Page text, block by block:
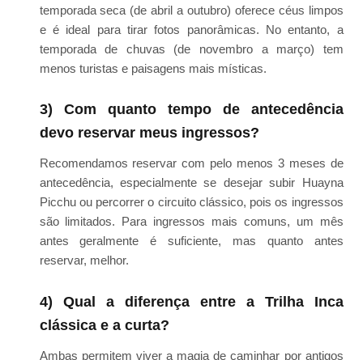
temporada seca (de abril a outubro) oferece céus limpos
e é ideal para tirar fotos panorâmicas. No entanto, a
temporada de chuvas (de novembro a março) tem
menos turistas e paisagens mais místicas.
3) Com quanto tempo de antecedência
devo reservar meus ingressos?
Recomendamos reservar com pelo menos 3 meses de
antecedência, especialmente se desejar subir Huayna
Picchu ou percorrer o circuito clássico, pois os ingressos
são limitados. Para ingressos mais comuns, um mês
antes geralmente é suficiente, mas quanto antes
reservar, melhor.
4) Qual a diferença entre a Trilha Inca
clássica e a curta?
Ambas permitem viver a magia de caminhar por antigos